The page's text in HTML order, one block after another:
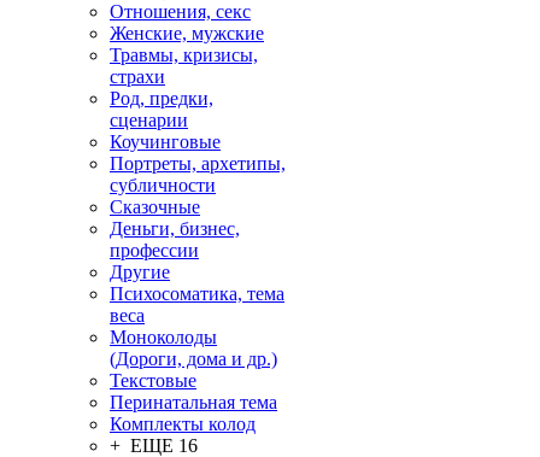
Отношения, секс
Женские, мужские
Травмы, кризисы,
страхи
Род, предки,
сценарии
Коучинговые
Портреты, архетипы,
субличности
Сказочные
Деньги, бизнес,
профессии
Другие
Психосоматика, тема
веса
Моноколоды
(Дороги, дома и др.)
Текстовые
Перинатальная тема
Комплекты колод
+ ЕЩЕ 16